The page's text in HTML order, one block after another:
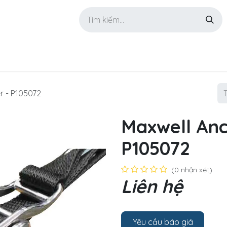
- P105072
Maxwell
P105072
(0 nhận xét)
Liên hệ
Yêu cầu báo giá